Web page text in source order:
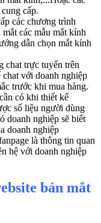
cấp.
các chương trình
các mẫu mắt kính
dẫn chọn mắt kính
chat trực tuyến trên
chat với doanh nghiệp
trước khi mua hàng.
có khi thiết kế
số liệu người dùng
doanh nghiệp sẽ biết
doanh nghiệp
là thông tin quan
hệ với doanh nghiệp
bán mắt